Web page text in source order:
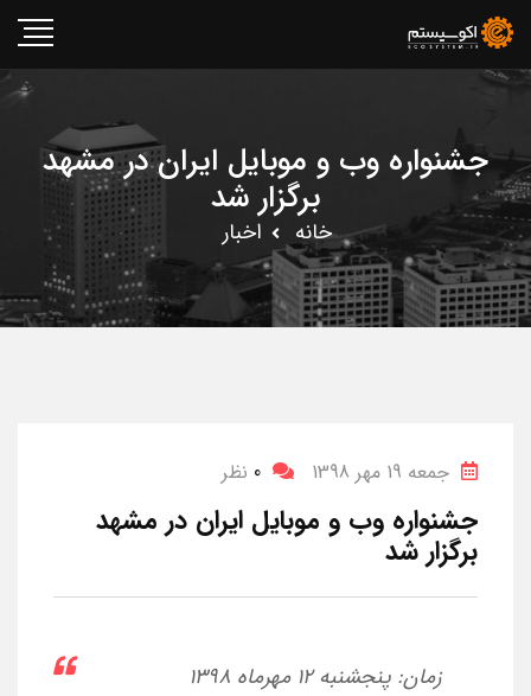
جشنواره وب و موبایل ایران در مشهد
برگزار شد
خانه اخبار
جمعه 19 مهر 1398 0 نظر
جشنواره وب و موبایل ایران در مشهد
برگزار شد
زمان: پنجشنبه ۱۲ مهرماه ۱۳۹۸